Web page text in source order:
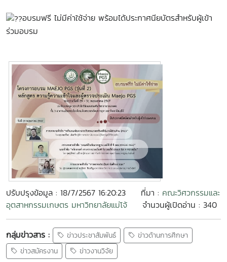
อบรมฟรี ไม่มีค่าใช้จ่าย พร้อมได้ประกาศนียบัตรสำหรับผู้เข้า
ร่วมอบรม
ปรับปรุงข้อมูล : 18/7/2567 16:20:23 ที่มา : คณะวิศวกรรมและ
อุตสาหกรรมเกษตร มหาวิทยาลัยแม่โจ้
จำนวนผู้เปิดอ่าน : 340
กลุ่มข่าวสาร : ข่าวประชาสัมพันธ์
ข่าวด้านการศึกษา
ข่าวสมัครงาน
ข่าวงานวิจัย